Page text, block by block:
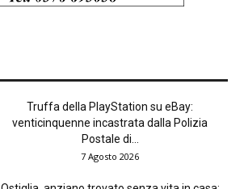
Truffa della PlayStation su eBay:
venticinquenne incastrata dalla Polizia
Postale di...
7 Agosto 2026